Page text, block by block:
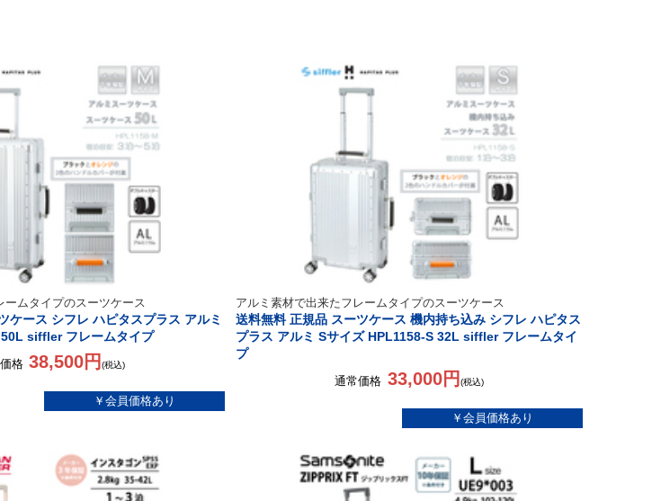
ームタイプのスーツケース
ケース シフレ ハピタスプラス アルミ
siffler フレームタイプ
格 38,500円(税込)
アルミ素材で出来たフレームタイプのスーツケース
送料無料 正規品 スーツケース 機内持ち込み シフレ ハピタス
プラス アルミ Sサイズ HPL1158-S 32L siffler フレームタイ
プ
通常価格 33,000円 (税込)